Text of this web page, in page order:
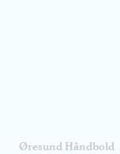
Øresund Håndbold